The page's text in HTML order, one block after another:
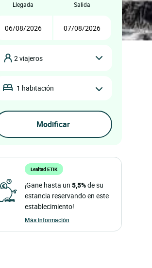
llegada salida
2 viajeros
1 habitación
Lealtad ETIK
¡Gane hasta un 5,5%de su
estancia reservando en este
establecimiento!
Más información